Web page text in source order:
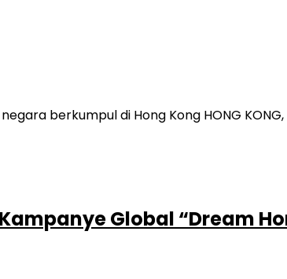
berkumpul di Hong Kong HONG
Global “Dream